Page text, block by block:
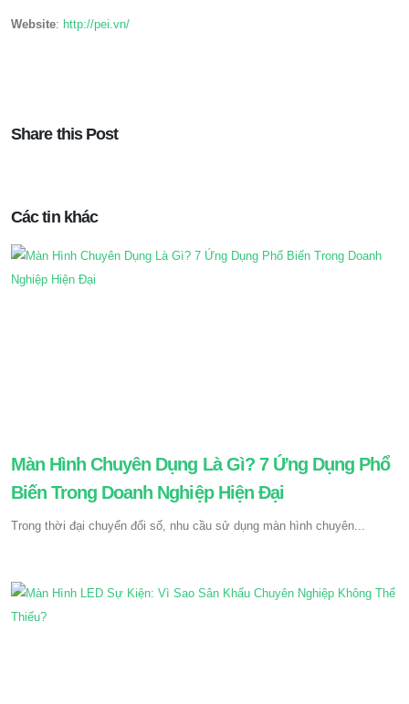
Website: http://pei.vn/
Share this Post
Các tin khác
Màn Hình Chuyên Dụng Là Gì? 7 Ứng Dụng Phổ
Biến Trong Doanh Nghiệp Hiện Đại
Trong thời đại chuyển đổi số, nhu cầu sử dụng màn hình chuyên...